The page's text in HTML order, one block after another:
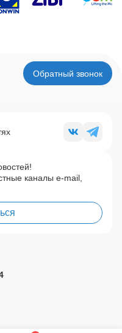
Обратный звонок
каналы e-mail,